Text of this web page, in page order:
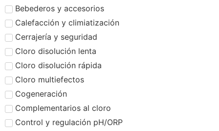
Bebederos y accesorios
Calefacción y climiatización
Cerrajería y seguridad
Cloro disolución lenta
Cloro disolución rápida
Cloro multiefectos
Cogeneración
Complementarios al cloro
Control y regulación pH/ORP